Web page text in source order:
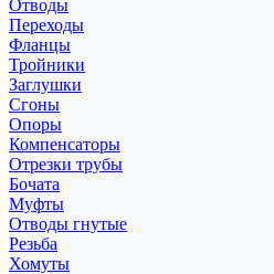
Отводы
Переходы
Фланцы
Тройники
Заглушки
Сгоны
Опоры
Компенсаторы
Отрезки трубы
Бочата
Муфты
Отводы гнутые
Резьба
Хомуты